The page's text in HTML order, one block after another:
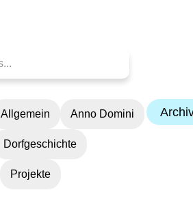
Allgemein Anno Domini
Dorfgeschichte
Projekte